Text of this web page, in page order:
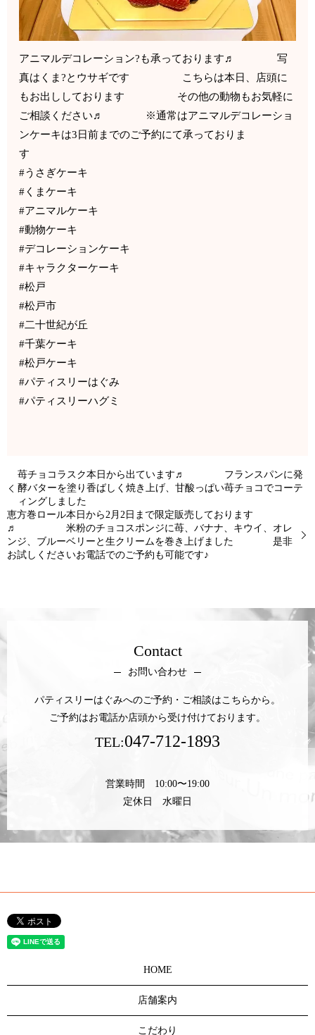
アニマルデコレーション?も承っております♬ 写
真はくま?とウサギです こちらは本日、店頭に
もお出ししております その他の動物もお気軽に
ご相談ください♬ ※通常はアニマルデコレーショ
ンケーキは3日前までのご予約にて承っておりま
す
#うさぎケーキ
#くまケーキ
#アニマルケーキ
#動物ケーキ
#デコレーションケーキ
#キャラクターケーキ
#松戸
#松戸市
#二十世紀が丘
#千葉ケーキ
#松戸ケーキ
#パティスリーはぐみ
#パティスリーハグミ
苺チョコラスク本日から出ています♬ フランスパンに発
酵バターを塗り香ばしく焼き上げ、甘酸っぱい苺チョコでコーテ
ィングしました
恵方巻ロール本日から2月2日まで限定販売しております
♬ 米粉のチョコスポンジに苺、バナナ、キウイ、オレ
ンジ、ブルーベリーと生クリームを巻き上げました 是非
お試しくださいお電話でのご予約も可能です♪
Contact
お問い合わせ
パティスリーはぐみへのご予約・ご相談はこちらから。
ご予約はお電話か店頭から受け付けております。
TEL:047-712-1893
営業時間 10:00〜19:00
定休日 水曜日
HOME
店舗案内
こだわり